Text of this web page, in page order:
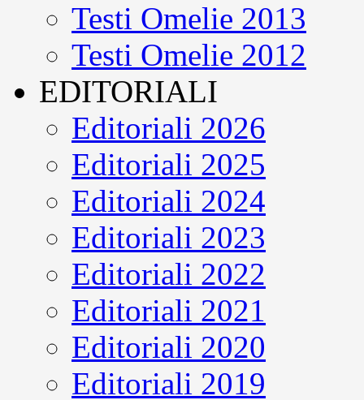
Testi Omelie 2013
Testi Omelie 2012
EDITORIALI
Editoriali 2026
Editoriali 2025
Editoriali 2024
Editoriali 2023
Editoriali 2022
Editoriali 2021
Editoriali 2020
Editoriali 2019